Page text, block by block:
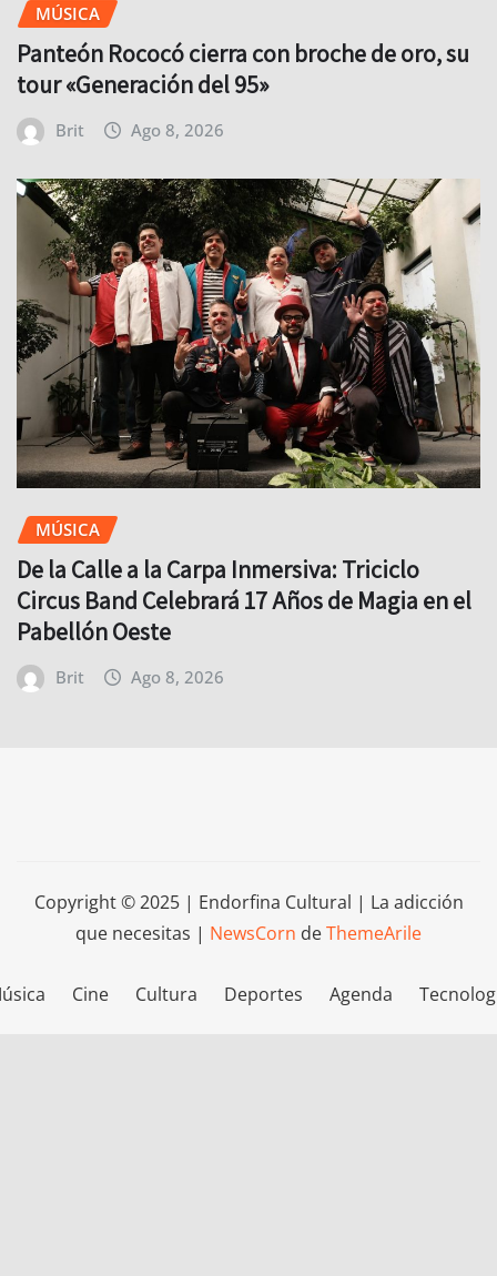
MÚSICA
Panteón Rococó cierra con broche de oro, su
tour «Generación del 95»
Brit Ago 8, 2026
MÚSICA
De la Calle a la Carpa Inmersiva: Triciclo
Circus Band Celebrará 17 Años de Magia en el
Pabellón Oeste
Brit Ago 8, 2026
Copyright © 2025 | Endorfina Cultural | La adicción
que necesitas | NewsCorn deThemeArile
Cine Cultura Deportes Agenda